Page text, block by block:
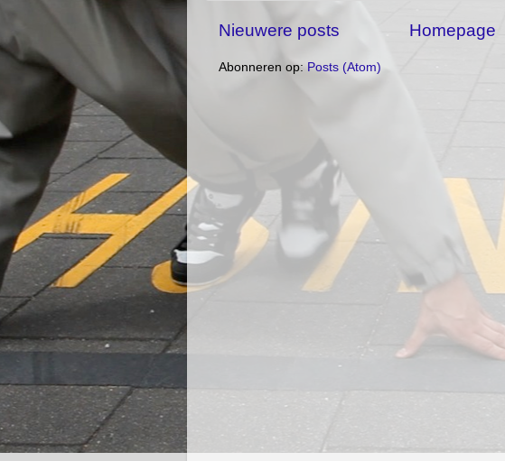
Nieuwere posts Homepage
Abonneren op: Posts (Atom)